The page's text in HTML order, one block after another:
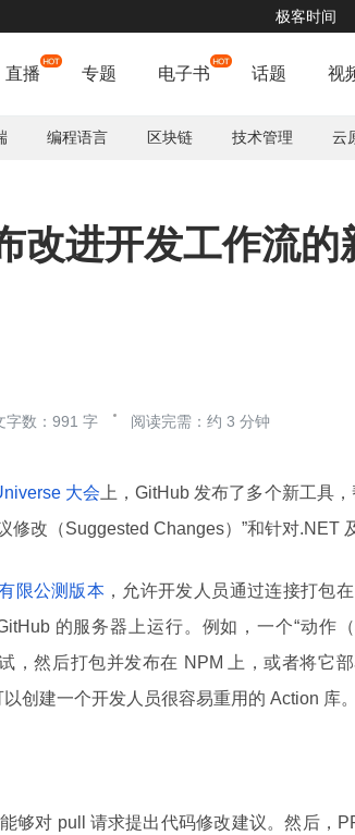
极客时间
“云无界、端无边” OGeek 技术峰会
直播 专题 电子书 话题 视
编程语言 区块链 技术管理 云
改进开发工作流的
字数：991 字 阅读完需：约 3 分钟
大会 上，GitHub 发布了多个新工具
修改（Suggested Changes）”和针对.NET
限公测版本 ，允许开发人员通过连接打包
的服务器上运行。例如，一个“动作
，然后打包并发布在 NPM 上，或者将它
创建一个开发人员很容易重用的 Action 库。
够对 pull 请求提出代码修改建议。然后，